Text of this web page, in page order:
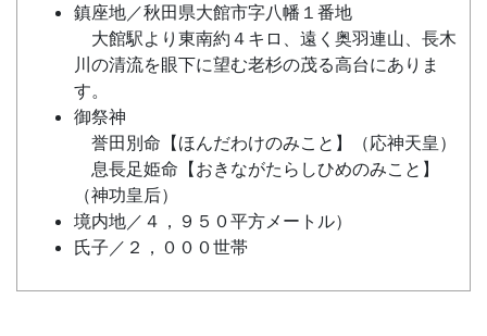
鎮座地／秋田県大館市字八幡１番地
大館駅より東南約４キロ、遠く奥羽連山、長木
川の清流を眼下に望む老杉の茂る高台にありま
す。
御祭神
誉田別命【ほんだわけのみこと】（応神天皇）
息長足姫命【おきながたらしひめのみこと】
（神功皇后）
境内地／４，９５０平方メートル）
氏子／２，０００世帯